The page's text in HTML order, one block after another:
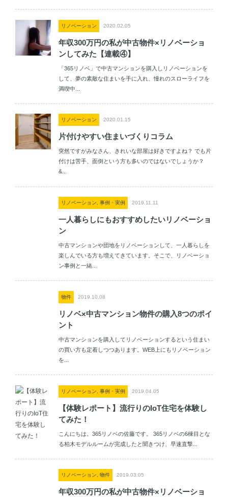
リノベーション 2020.02.05
年収300万円の私が中古物件×リノベーショ
ンしてみた【連載④】
「365リノベ」で中古マンションを購入しリノベーションを
して、夢の素敵な住まいを手に入れ、憧れのスローライフを
満喫中...
リノベーション 2020.01.15
片付けやすい住まいづくりコラム
突然ですがみなさん、きれいな部屋は好きですよね？ でも片
付けは苦手、面倒という方も多いのではないでしょうか？
&...
リノベーション, 事例・実例 2019.11.11
一人暮らしにもおすすめしたいリノベーショ
ン
中古マンションや団地をリノベーションして、一人暮らしを
楽しんでいる方も増えてきています。そこで、リノベーショ
ン事例と一緒...
物件 2019.10.08
リノベ×中古マンション物件の購入8つのポイ
ント
中古マンションを購入してリノベーションするという住まい
の買い方も定着しつつあります。WEB上にもリノベーション
を...
リノベーション, 事例・実例 2019.04.05
【体験レポート】流行りのIoT住宅を体験し
てみた！
こんにちは。365リノベの佐藤です。 365リノベの6棟目とな
る柏木モデルルームが完成したと聞きつけ、早速直撃...
リノベーション, 物件 2019.03.05
年収300万円の私が中古物件×リノベーショ